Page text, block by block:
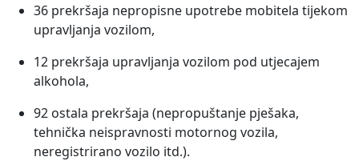
36 prekršaja nepropisne upotrebe mobitela tijekom
upravljanja vozilom,
12 prekršaja upravljanja vozilom pod utjecajem
alkohola,
92 ostala prekršaja (nepropuštanje pješaka,
tehnička neispravnosti motornog vozila,
neregistrirano vozilo itd.).